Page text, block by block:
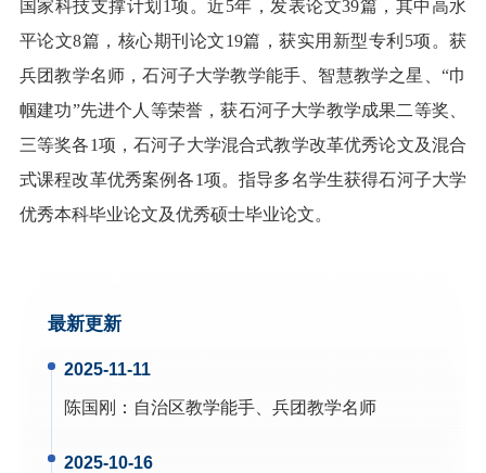
国家科技支撑计划1项。近5年，发表论文39篇，其中高水
平论文8篇，核心期刊论文19篇，获实用新型专利5项。获
兵团教学名师，石河子大学教学能手、智慧教学之星、“巾
帼建功”先进个人等荣誉，获石河子大学教学成果二等奖、
三等奖各1项，石河子大学混合式教学改革优秀论文及混合
式课程改革优秀案例各1项。指导多名学生获得石河子大学
优秀本科毕业论文及优秀硕士毕业论文。
最新更新
2025-11-11
陈国刚 ： 自治区教学能手、兵团教学名师
2025-10-16